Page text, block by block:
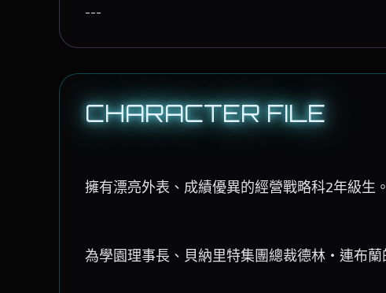
---
CHARACTER FILE
擁有漂亮外表、成績優異的經營戰略科2年級生
為學園理事長、貝納里特集團總裁德林・連布